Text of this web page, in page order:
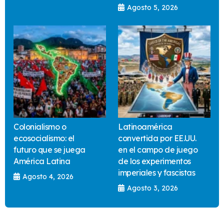
Agosto 5, 2026
Colonialismo o
ecosocialismo: el
futuro que se juega
América Latina
Agosto 4, 2026
Latinoamérica
convertida por EE.UU.
en el campo de juego
de los experimentos
imperiales y fascistas
Agosto 3, 2026